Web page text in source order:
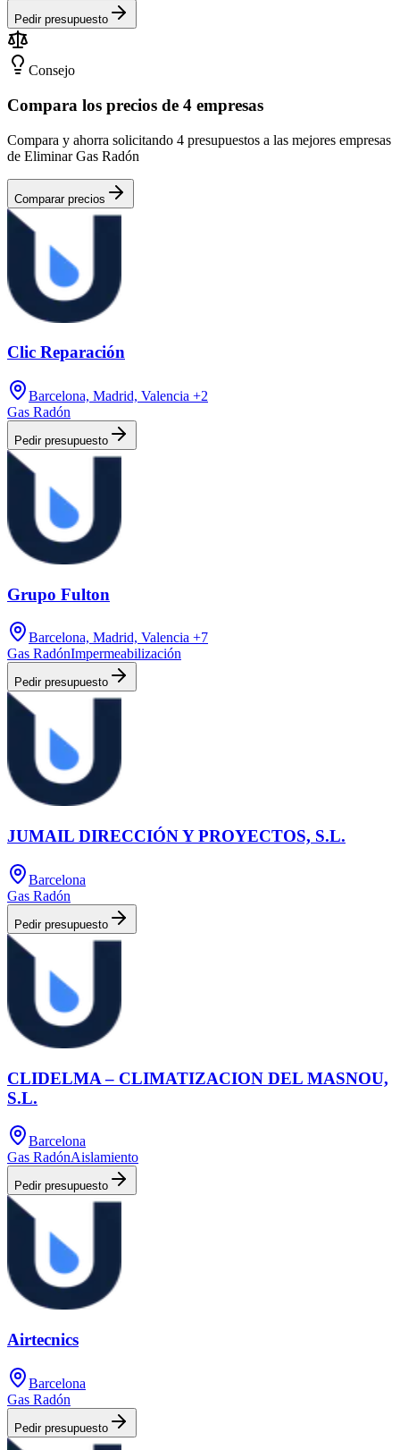
Pedir presupuesto
Consejo
Compara los precios de 4 empresas
Compara y ahorra solicitando 4 presupuestos a las mejores empresas
de Eliminar Gas Radón
Comparar precios
Clic Reparación
Barcelona, Madrid, Valencia +2
Gas Radón
Pedir presupuesto
Grupo Fulton
Barcelona, Madrid, Valencia +7
Gas RadónImpermeabilización
Pedir presupuesto
JUMAIL DIRECCIÓN Y PROYECTOS, S.L.
Barcelona
Gas Radón
Pedir presupuesto
CLIDELMA – CLIMATIZACION DEL MASNOU,
S.L.
Barcelona
Gas RadónAislamiento
Pedir presupuesto
Airtecnics
Barcelona
Gas Radón
Pedir presupuesto